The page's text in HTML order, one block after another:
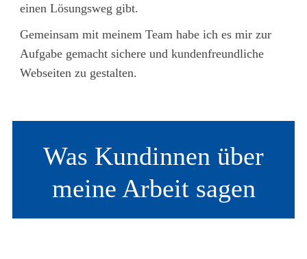
einen Lösungsweg gibt.
Gemeinsam mit meinem Team habe ich es mir zur
Aufgabe gemacht sichere und kundenfreundliche
Webseiten zu gestalten.
Was Kundinnen über
meine Arbeit sagen